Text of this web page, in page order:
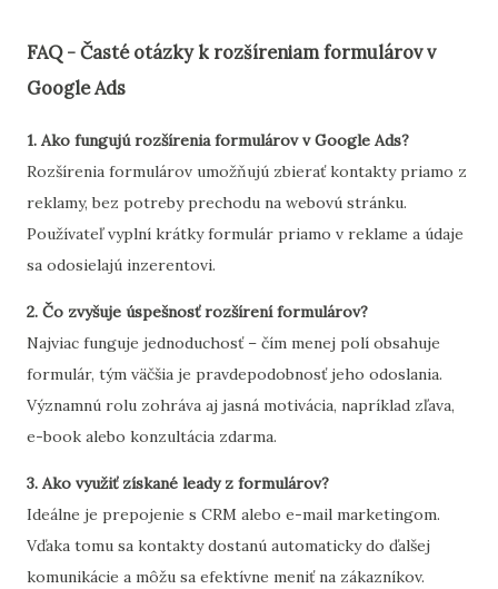
FAQ - Časté otázky k rozšíreniam formulárov v
Google Ads
1. Ako fungujú rozšírenia formulárov v Google Ads?
Rozšírenia formulárov umožňujú zbierať kontakty priamo z
reklamy, bez potreby prechodu na webovú stránku.
Používateľ vyplní krátky formulár priamo v reklame a údaje
sa odosielajú inzerentovi.
2. Čo zvyšuje úspešnosť rozšírení formulárov?
Najviac funguje jednoduchosť – čím menej polí obsahuje
formulár, tým väčšia je pravdepodobnosť jeho odoslania.
Významnú rolu zohráva aj jasná motivácia, napríklad zľava,
e-book alebo konzultácia zdarma.
3. Ako využiť získané leady z formulárov?
Ideálne je prepojenie s CRM alebo e-mail marketingom.
Vďaka tomu sa kontakty dostanú automaticky do ďalšej
komunikácie a môžu sa efektívne meniť na zákazníkov.